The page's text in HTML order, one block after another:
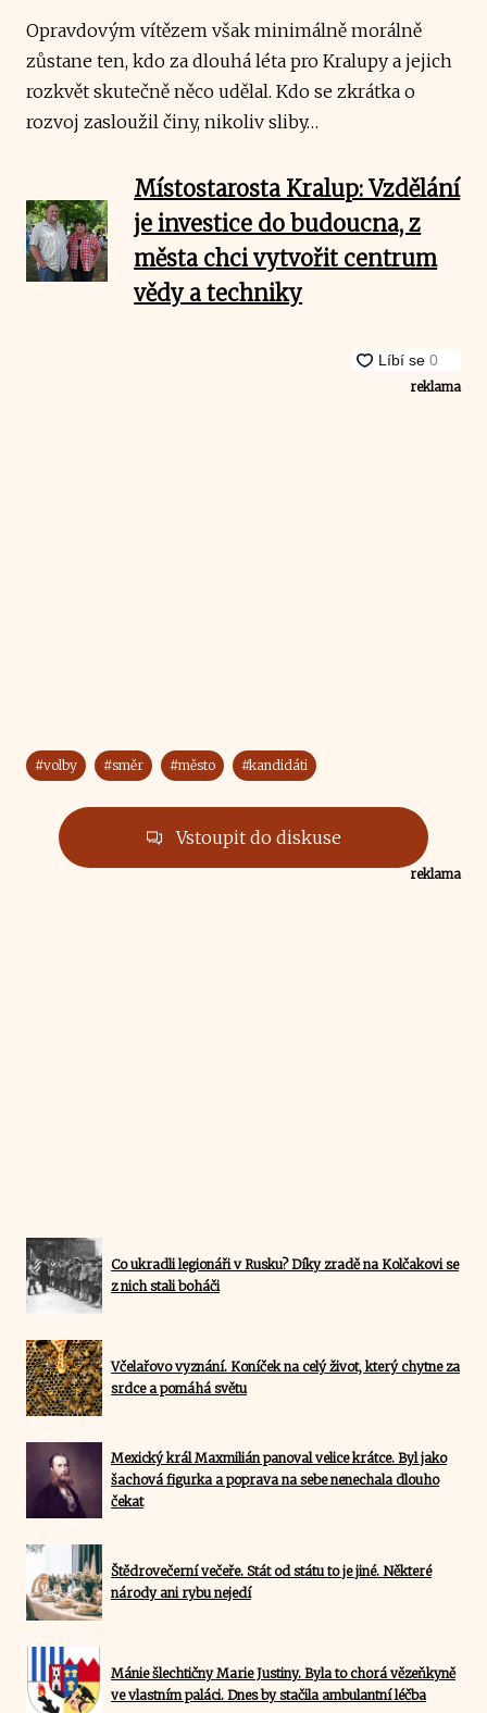
Opravdovým vítězem však minimálně morálně
zůstane ten, kdo za dlouhá léta pro Kralupy a jejich
rozkvět skutečně něco udělal. Kdo se zkrátka o
rozvoj zasloužil činy, nikoliv sliby…
Místostarosta Kralup: Vzdělání
je investice do budoucna, z
města chci vytvořit centrum
vědy a techniky
reklama
#volby #směr #město #kandidáti
Vstoupit do diskuse
reklama
Co ukradli legionáři v Rusku? Díky zradě na Kolčakovi se
z nich stali boháči
Včelařovo vyznání. Koníček na celý život, který chytne za
srdce a pomáhá světu
Mexický král Maxmilián panoval velice krátce. Byl jako
šachová figurka a poprava na sebe nenechala dlouho
čekat
Štědrovečerní večeře. Stát od státu to je jiné. Některé
národy ani rybu nejedí
Mánie šlechtičny Marie Justiny. Byla to chorá vězeňkyně
ve vlastním paláci. Dnes by stačila ambulantní léčba